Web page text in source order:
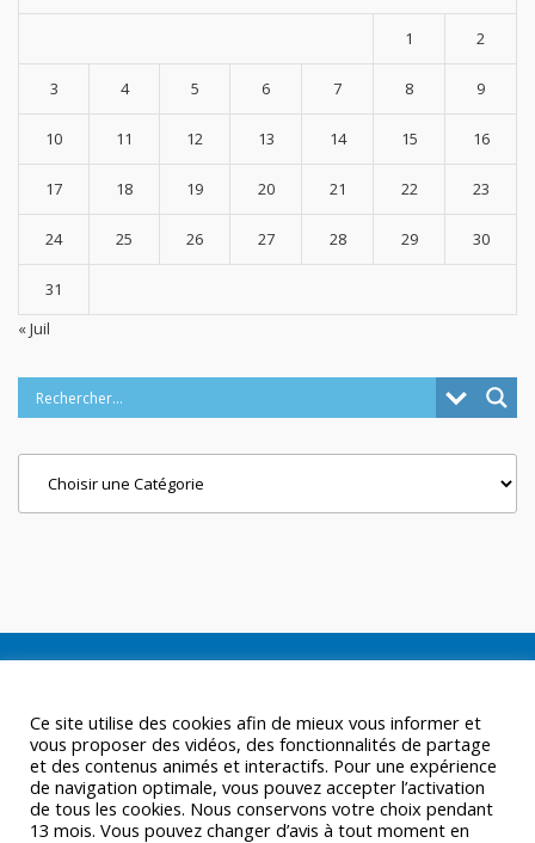
1 2
3 4 5 6 7 8 9
10 11 12 13 14 15 16
17 18 19 20 21 22 23
24 25 26 27 28 29 30
31
« Juil
Ce site utilise des cookies afin de mieux vous informer et
vous proposer des vidéos, des fonctionnalités de partage
et des contenus animés et interactifs. Pour une expérience
de navigation optimale, vous pouvez accepter l’activation
de tous les cookies. Nous conservons votre choix pendant
13 mois. Vous pouvez changer d’avis à tout moment en